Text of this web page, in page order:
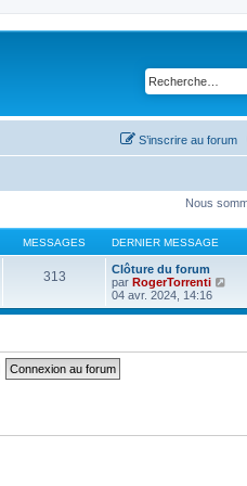
S’inscrire au forum
Nous
MESSAGES DERNIER MESSAGE
313
Clôture du forum
par RogerTorrenti
i
r
04 avr. 2024, 14:16